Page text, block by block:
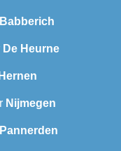
Babberich
De Heurne
Hernen
Nijmegen
Pannerden